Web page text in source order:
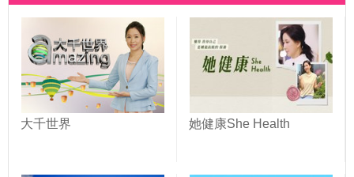
大千世界 她健康She Health